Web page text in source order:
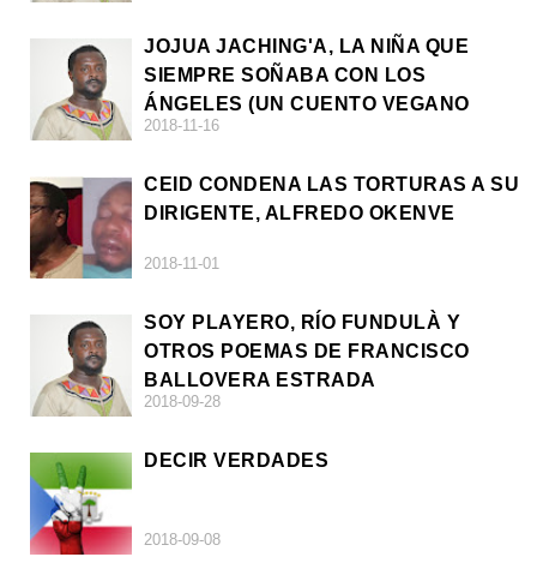
JOJUA JACHING'A, LA NIÑA QUE
SIEMPRE SOÑABA CON LOS
ÁNGELES (UN CUENTO VEGANO
AFRICANO)
2018-11-16
CEID CONDENA LAS TORTURAS A SU
DIRIGENTE, ALFREDO OKENVE
2018-11-01
SOY PLAYERO, RÍO FUNDULÀ Y
OTROS POEMAS DE FRANCISCO
BALLOVERA ESTRADA
2018-09-28
DECIR VERDADES
2018-09-08